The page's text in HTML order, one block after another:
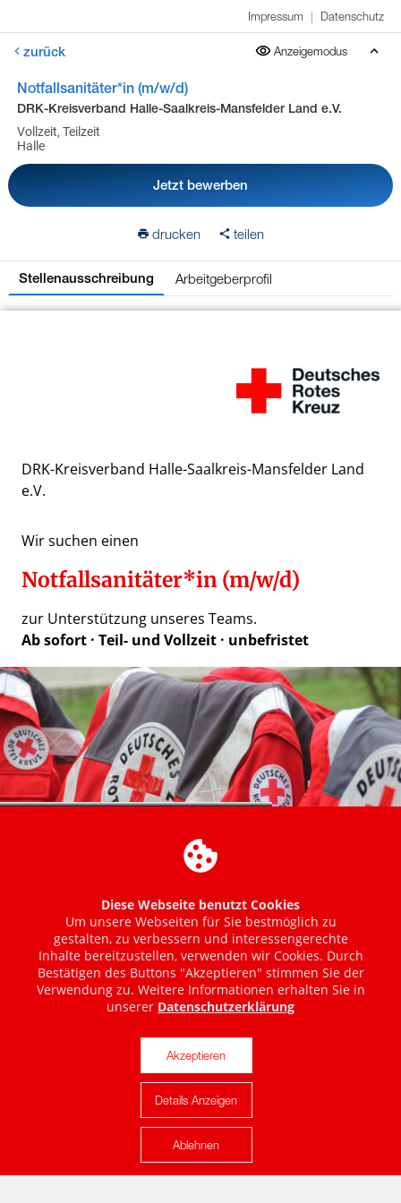
Impressum | Datenschutz
zurück Anzeigemodus
Notfallsanitäter*in (m/w/d)
DRK-Kreisverband Halle-Saalkreis-Mansfelder Land e.V.
Vollzeit, Teilzeit
Halle
Jetzt bewerben
drucken teilen
Stellenausschreibung Arbeitgeberprofil
Karte anzeigen
Diese Webseite benutzt Cookies
Um unsere Webseiten für Sie bestmöglich zu
gestalten, zu verbessern und interessengerechte
Inhalte bereitzustellen, verwenden wir Cookies. Durch
Bestätigen des Buttons "Akzeptieren" stimmen Sie der
Verwendung zu. Weitere Informationen erhalten Sie in
unserer Datenschutzerklärung
Akzeptieren
Details Anzeigen
Ablehnen